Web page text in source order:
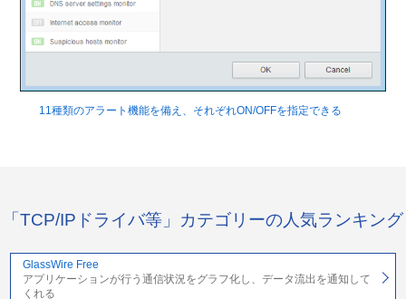
11種類のアラート機能を備え、それぞれON/OFFを指定できる
「TCP/IPドライバ等」カテゴリーの人気ランキング
GlassWire Free
アプリケーションが行う通信状況をグラフ化し、データ流出を通知して
くれる